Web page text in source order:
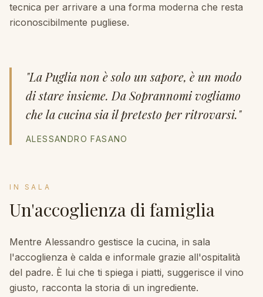
tecnica per arrivare a una forma moderna che resta
riconoscibilmente pugliese.
"La Puglia non è solo un sapore, è un modo
di stare insieme. Da Soprannomi vogliamo
che la cucina sia il pretesto per ritrovarsi."
ALESSANDRO FASANO
IN SALA
Un'accoglienza di famiglia
Mentre Alessandro gestisce la cucina, in sala
l'accoglienza è calda e informale grazie all'ospitalità
del padre. È lui che ti spiega i piatti, suggerisce il vino
giusto, racconta la storia di un ingrediente.